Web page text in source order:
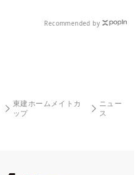
Recommended by
東建ホームメイトカ
ップ
ニュー
ス